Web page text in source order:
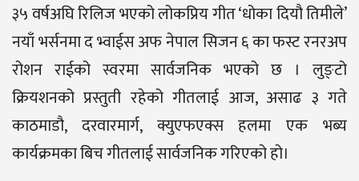
३५ वर्षअघि रिलिज भएको लोकप्रिय गीत ‘धोका दियौ तिमीले’
नयाँ भर्सनमा द भ्वाईस अफ नेपाल सिजन ६ का फस्ट रनरअप
रोशन राईको स्वरमा सार्वजनिक भएको छ । लुङ्टो
क्रियशनको प्रस्तुती रहेको गीतलाई आज, असाढ ३ गते
काठमाडौ, दरवारमार्ग, क्युएफएक्स हलमा एक भब्य
कार्यक्रमका बिच गीतलाई सार्वजनिक गरिएको हो।